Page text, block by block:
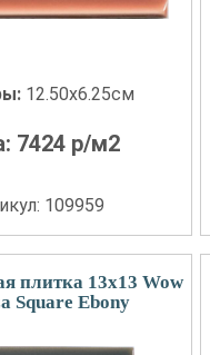
12.50x6.25см
7424 р/м2
109959
плитка 13x13 Wow
Square Ebony